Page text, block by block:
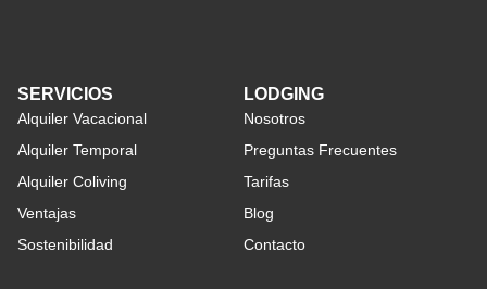
SERVICIOS
Alquiler Vacacional
Alquiler Temporal
Alquiler Coliving
Ventajas
Sostenibilidad
LODGING
Nosotros
Preguntas Frecuentes
Tarifas
Blog
Contacto